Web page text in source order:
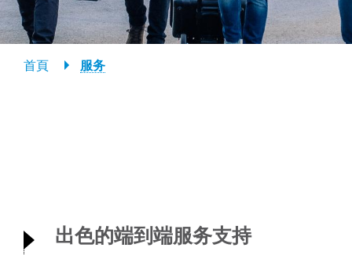
Breadcrumb
首頁 服务
出色的端到端服务支持